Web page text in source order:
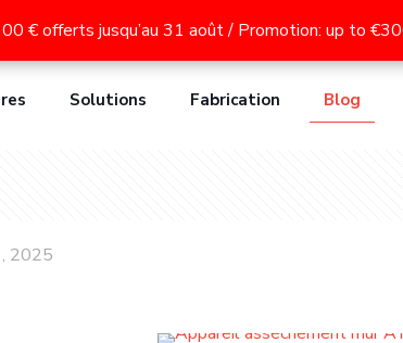
des murs ATE LC15, ATE LC30, ATE MAX,
Solutions Fabrication Blog
2025
€ offerts jusqu’au 31 août / Promotion: up to
€ offerts jusqu’au 31 août / Promotion: up to